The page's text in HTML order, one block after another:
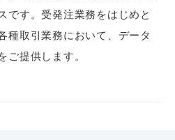
です。受発注業務をはじめと
種取引業務において、データ
ご提供します。